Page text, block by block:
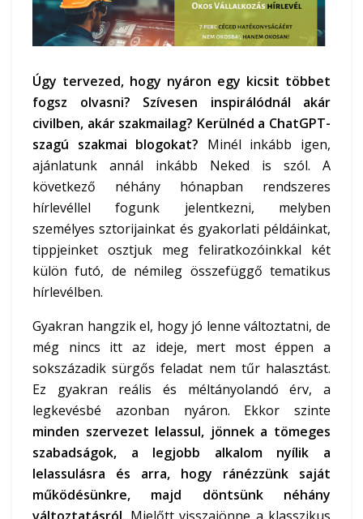
Úgy tervezed, hogy nyáron egy kicsit többet
fogsz olvasni? Szívesen inspirálódnál akár
civilben, akár szakmailag? Kerülnéd a ChatGPT-
szagú szakmai blogokat? Minél inkább igen,
ajánlatunk annál inkább Neked is szól. A
következő néhány hónapban rendszeres
hírlevéllel fogunk jelentkezni, melyben
személyes sztorijainkat és gyakorlati példáinkat,
tippjeinket osztjuk meg feliratkozóinkkal két
külön futó, de némileg összefüggő tematikus
hírlevélben.
Gyakran hangzik el, hogy jó lenne változtatni, de
még nincs itt az ideje, mert most éppen a
sokszázadik sürgős feladat nem tűr halasztást.
Ez gyakran reális és méltányolandó érv, a
legkevésbé azonban nyáron. Ekkor szinte
minden szervezet lelassul, jönnek a tömeges
szabadságok, a legjobb alkalom nyílik a
lelassulásra és arra, hogy ránézzünk saját
működésünkre, majd döntsünk néhány